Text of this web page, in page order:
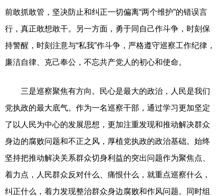
前敢抓敢管，坚决防止和纠正一切偏离“两个维护”的错误言
行，真正敢想敢干。另一方面，勇于同自己作斗争，时刻保
持警醒，时刻注意与“私我”作斗争，严格遵守巡察工作纪律，
廉洁自律、克己奉公，不忘共产党人的初心和使命。
三是巡察聚焦有方向。民心是最大的政治，人民是我们
党执政的最大底气。作为一名巡察干部，通过学习更加坚定
了以人民为中心的发展思想，更加注重发现和推动解决群众
身边的腐败问题和不正之风，厚植党执政的政治基础。始终
坚持把推动解决关系群众切身利益的突出问题作为聚焦点、
着力点，人民群众反对什么、痛恨什么，就重点巡察什么，
纠正什么，着力发现整治群众身边腐败和作风问题。同时组